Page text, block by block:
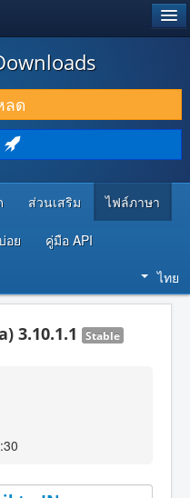
ลด
ส่วนเสริม ไฟล์ภาษา
อย คู่มือ API
ไทย
3.10.1.1 Stable